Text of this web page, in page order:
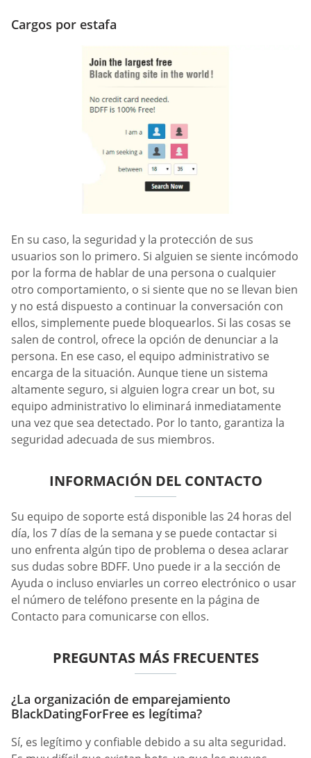
Cargos por estafa
En su caso, la seguridad y la protección de sus
usuarios son lo primero. Si alguien se siente incómodo
por la forma de hablar de una persona o cualquier
otro comportamiento, o si siente que no se llevan bien
y no está dispuesto a continuar la conversación con
ellos, simplemente puede bloquearlos. Si las cosas se
salen de control, ofrece la opción de denunciar a la
persona. En ese caso, el equipo administrativo se
encarga de la situación. Aunque tiene un sistema
altamente seguro, si alguien logra crear un bot, su
equipo administrativo lo eliminará inmediatamente
una vez que sea detectado. Por lo tanto, garantiza la
seguridad adecuada de sus miembros.
INFORMACIÓN DEL CONTACTO
Su equipo de soporte está disponible las 24 horas del
día, los 7 días de la semana y se puede contactar si
uno enfrenta algún tipo de problema o desea aclarar
sus dudas sobre BDFF. Uno puede ir a la sección de
Ayuda o incluso enviarles un correo electrónico o usar
el número de teléfono presente en la página de
Contacto para comunicarse con ellos.
PREGUNTAS MÁS FRECUENTES
¿La organización de emparejamiento
BlackDatingForFree es legítima?
Sí, es legítimo y confiable debido a su alta seguridad.